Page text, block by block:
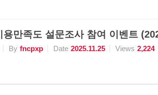
용만족도 설문조사 참여 이벤트
By fncpxp Date 2025.11.25 Views 2,224